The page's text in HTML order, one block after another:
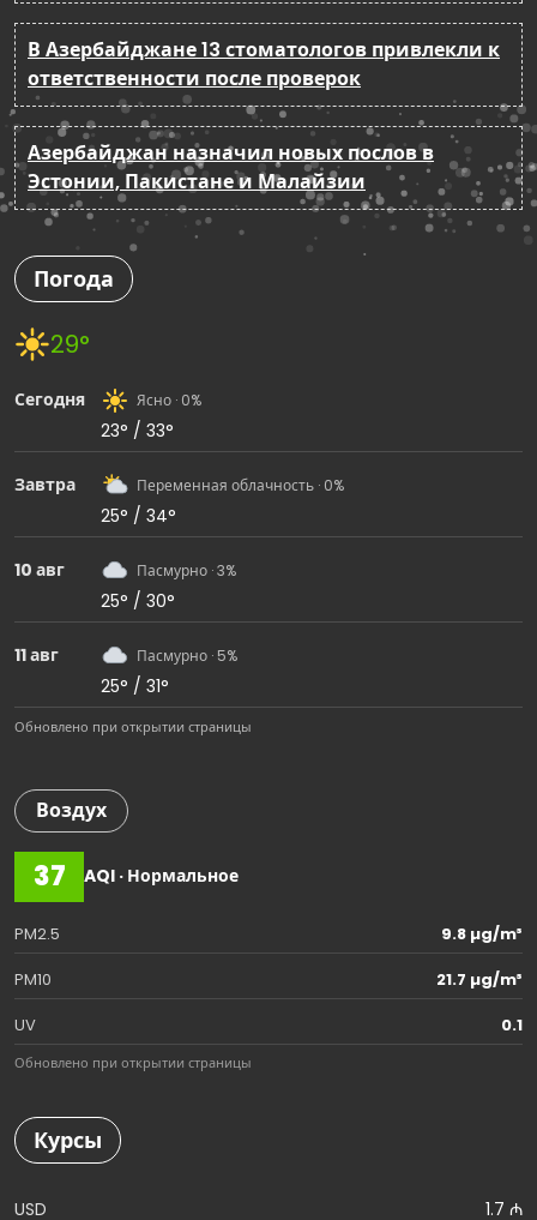
В Азербайджане 13 стоматологов привлекли к
ответственности после проверок
Азербайджан назначил новых послов в
Эстонии, Пакистане и Малайзии
Погода
29°
Сегодня Ясно · 0%
23° / 33°
Завтра Переменная облачность · 0%
25° / 34°
10 авг Пасмурно · 3%
25° / 30°
11 авг Пасмурно · 5%
25° / 31°
Обновлено при открытии страницы
Воздух
37 AQI · Нормальное
PM2.5
9.8 µg/m³
PM10
21.7 µg/m³
UV
0.1
Обновлено при открытии страницы
Курсы
USD 1.7 ₼